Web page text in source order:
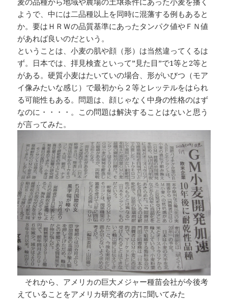
ようで、中には二品種以上を同時に混藩する例もあると
か。要はＨＲＷの品質基準にあったタンパク値やＦＮ値
があれば良いのだという。
ということは、小麦の肌や顔（形）は当然違ってくるは
ず。日本では、拝見検査といって”見た目”で1等と2等と
がある。硬質小麦はたいていの場合、形がいびつ（モア
イ像みたいな感じ）で最初から２等とレッテルをはられ
る可能性もある。問題は、顔じゃなく中身の性格のはず
なのに・・・・。この問題は解決することはないと思う
が言ってみた。
それから、アメリカの巨大メジャー種苗会社が今後考
えていることをアメリカ研究者の方に聞いてみた